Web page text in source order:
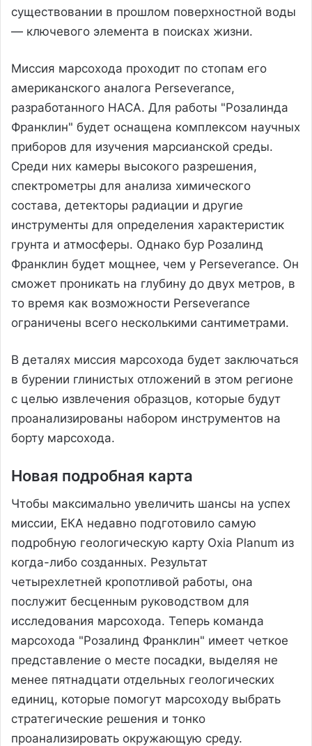
существовании в прошлом поверхностной воды
— ключевого элемента в поисках жизни.
Миссия марсохода проходит по стопам его
американского аналога Perseverance,
разработанного НАСА. Для работы "Розалинда
Франклин" будет оснащена комплексом научных
приборов для изучения марсианской среды.
Среди них камеры высокого разрешения,
спектрометры для анализа химического
состава, детекторы радиации и другие
инструменты для определения характеристик
грунта и атмосферы. Однако бур Розалинд
Франклин будет мощнее, чем у Perseverance. Он
сможет проникать на глубину до двух метров, в
то время как возможности Perseverance
ограничены всего несколькими сантиметрами.
В деталях миссия марсохода будет заключаться
в бурении глинистых отложений в этом регионе
с целью извлечения образцов, которые будут
проанализированы набором инструментов на
борту марсохода.
Новая подробная карта
Чтобы максимально увеличить шансы на успех
миссии, ЕКА недавно подготовило самую
подробную геологическую карту Oxia Planum из
когда-либо созданных. Результат
четырехлетней кропотливой работы, она
послужит бесценным руководством для
исследования марсохода. Теперь команда
марсохода "Розалинд Франклин" имеет четкое
представление о месте посадки, выделяя не
менее пятнадцати отдельных геологических
единиц, которые помогут марсоходу выбрать
стратегические решения и тонко
проанализировать окружающую среду.